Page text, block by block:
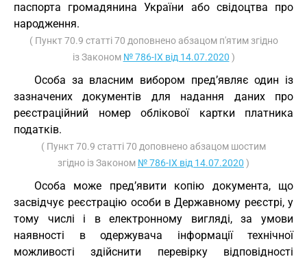
паспорта громадянина України або свідоцтва про
народження.
( Пункт 70.9 статті 70 доповнено абзацом п'ятим згідно
із Законом № 786-IX від 14.07.2020 )
Особа за власним вибором пред’являє один із
зазначених документів для надання даних про
реєстраційний номер облікової картки платника
податків.
( Пункт 70.9 статті 70 доповнено абзацом шостим
згідно із Законом № 786-IX від 14.07.2020 )
Особа може пред’явити копію документа, що
засвідчує реєстрацію особи в Державному реєстрі, у
тому числі і в електронному вигляді, за умови
наявності в одержувача інформації технічної
можливості здійснити перевірку відповідності